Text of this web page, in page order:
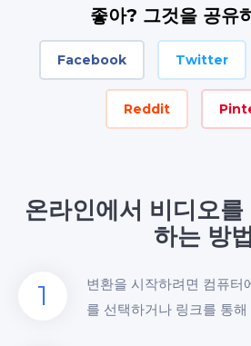
좋아? 그것을 공유
Facebook Twitter
Reddit
온라인에서 비디오
하는 방법
1
변환을 시작하려면 컴퓨터
를 선택하거나 링크를 통